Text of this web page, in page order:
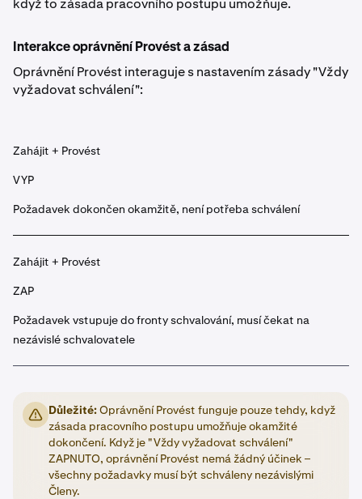
když to zásada pracovního postupu umožňuje.
Interakce oprávnění Provést a zásad
Oprávnění Provést interaguje s nastavením zásady "Vždy
vyžadovat schválení":
Zahájit + Provést
VYP
Požadavek dokončen okamžitě, není potřeba schválení
Zahájit + Provést
ZAP
Požadavek vstupuje do fronty schvalování, musí čekat na
nezávislé schvalovatele
Důležité:Oprávnění Provést funguje pouze tehdy, když
zásada pracovního postupu umožňuje okamžité
dokončení. Když je "Vždy vyžadovat schválení"
ZAPNUTO, oprávnění Provést nemá žádný účinek –
všechny požadavky musí být schváleny nezávislými
Členy.